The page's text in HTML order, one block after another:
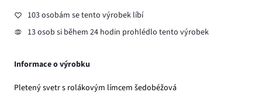
103 osobám se tento výrobek líbí
13 osob si během 24 hodin prohlédlo tento výrobek
Informace o výrobku
Pletený svetr s rolákovým límcem šedobéžová